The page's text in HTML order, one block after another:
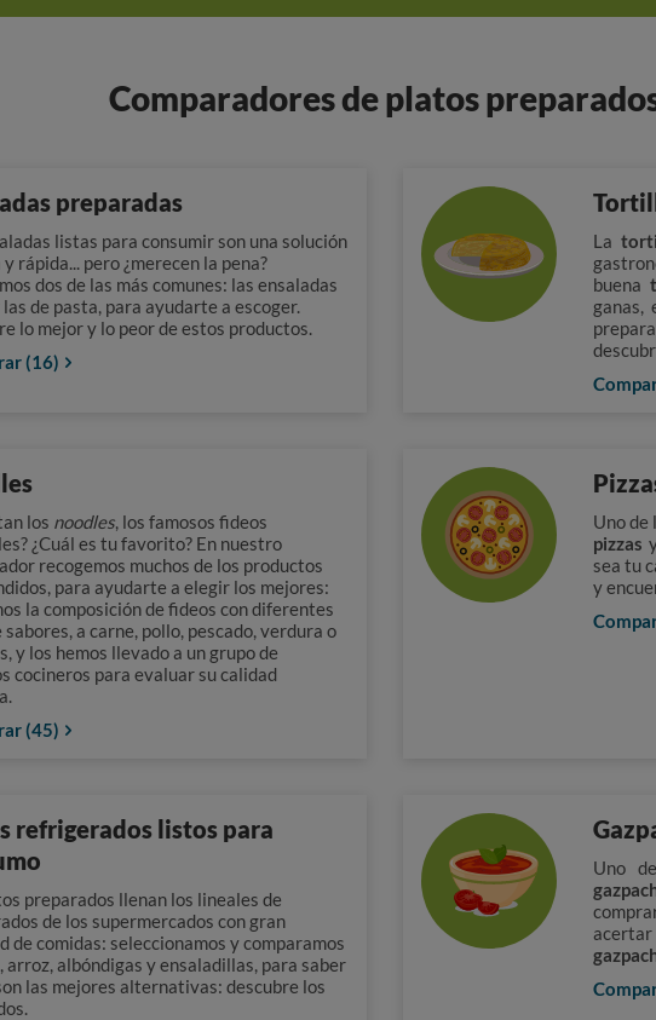
Comparadores de platos
preparadas
listas para consumir son una solución
rápida... pero ¿merecen la pena?
dos de las más comunes: las ensaladas
de pasta, para ayudarte a escoger.
lo mejor y lo peor de estos productos.
(16)
La
buena
ganas,
los noodles, los famosos fideos
¿Cuál es tu favorito? En nuestro
recogemos muchos de los productos
para ayudarte a elegir los mejores:
la composición de fideos con diferentes
a carne, pollo, pescado, verdura o
y los hemos llevado a un grupo de
cocineros para evaluar su calidad
(45)
Uno de
pizzas
sea tu
y
refrigerados listos para
preparados llenan los lineales de
de los supermercados con gran
de comidas: seleccionamos y comparamos
arroz, albóndigas y ensaladillas, para saber
las mejores alternativas: descubre los
Uno